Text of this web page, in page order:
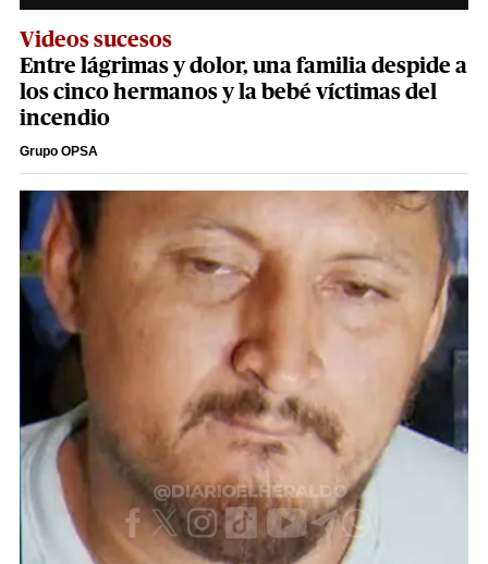
Videos sucesos
Entre lágrimas y dolor, una familia despide a
los cinco hermanos y la bebé víctimas del
incendio
Grupo OPSA